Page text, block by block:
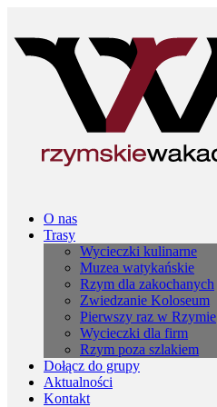
O nas
Trasy
Wycieczki kulinarne
Muzea watykańskie
Rzym dla zakochanych
Zwiedzanie Koloseum
Pierwszy raz w Rzymie
Wycieczki dla firm
Rzym poza szlakiem
Dołącz do grupy
Aktualności
Kontakt